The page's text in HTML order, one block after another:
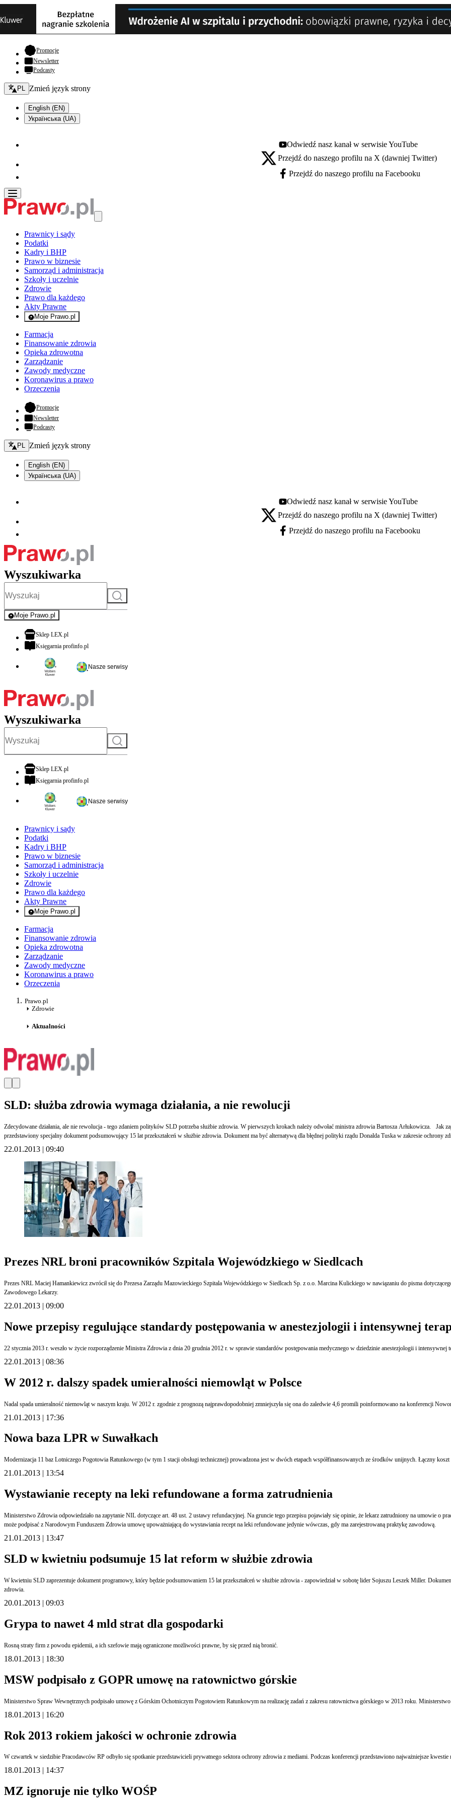
Promocje- otwiera się w nowej karcie
Newsletter
Podcasty
Zmień język - bieżący:
PL Zmień język strony
English (EN)
Українська (UA)
Youtube - otwiera się w nowej karcie
Odwiedź nasz kanał w serwisie YouTube
X - otwiera się w nowej karcie
Przejdź do naszego profilu na X (dawniej Twitter)
Facebook - otwiera się w nowej karcie
Przejdź do naszego profilu na Facebooku
Prawnicy i sądy
Podatki
Kadry i BHP
Prawo w biznesie
Samorząd i administracja
Szkoły i uczelnie
Zdrowie
Prawo dla każdego
Akty Prawne
Moje Prawo.pl
- rejestracja i logowanie do serwisu
Farmacja
Finansowanie zdrowia
Opieka zdrowotna
Zarządzanie
Zawody medyczne
Koronawirus a prawo
Orzeczenia
Promocje- otwiera się w nowej karcie
Newsletter
Podcasty
Zmień język - bieżący:
PL Zmień język strony
English (EN)
Українська (UA)
Youtube - otwiera się w nowej karcie
Odwiedź nasz kanał w serwisie YouTube
X - otwiera się w nowej karcie
Przejdź do naszego profilu na X (dawniej Twitter)
Facebook - otwiera się w nowej karcie
Przejdź do naszego profilu na Facebooku
Wyszukiwarka
Szukaj
Moje Prawo.pl
- rejestracja i logowanie do serwisu
Sklep LEX.plotwiera się w nowej karcie
Księgarnia profinfo.plotwiera się w nowej karcie
Nasze serwisy
Wyszukiwarka
Szukaj
Sklep LEX.plotwiera się w nowej karcie
Księgarnia profinfo.plotwiera się w nowej karcie
Nasze serwisy
Prawnicy i sądy
Podatki
Kadry i BHP
Prawo w biznesie
Samorząd i administracja
Szkoły i uczelnie
Zdrowie
Prawo dla każdego
Akty Prawne
Moje Prawo.pl
- rejestracja i logowanie do serwisu
Farmacja
Finansowanie zdrowia
Opieka zdrowotna
Zarządzanie
Zawody medyczne
Koronawirus a prawo
Orzeczenia
Prawo.pl
Zdrowie
Aktualności
SLD: służba zdrowia wymaga działania, a nie rewolucji
Zdecydowane działania, ale nie rewolucja - tego zdaniem polityków SLD potrzeba służbie zdrowia. W pierwszych krokach należy odwołać ministra zdrowia Bartosza Arłukowicza.
przedstawiony specjalny dokument podsumowujący 15 lat przekształceń w służbie zdrowia. Dokument ma być alternatywą dla błędnej polityki rządu Donalda Tuska w zakresie ochrony
22.01.2013 | 09:40
Prezes NRL broni pracowników Szpitala Wojewódzkiego w Siedlcach
Prezes NRL Maciej Hamankiewicz zwrócił się do Prezesa Zarządu Mazowieckiego Szpitala Wojewódzkiego w Siedlcach Sp. z o.o. Marcina Kulickiego w nawiązaniu do pisma
Zawodowego Lekarzy.
22.01.2013 | 09:00
Nowe przepisy regulujące standardy postępowania w anestezjologii i intensywnej
22 stycznia 2013 r. weszło w życie rozporządzenie Ministra Zdrowia z dnia 20 grudnia 2012 r. w sprawie standardów postępowania medycznego w dziedzinie anestezjologii i
22.01.2013 | 08:36
W 2012 r. dalszy spadek umieralności niemowląt w Polsce
21.01.2013 | 17:36
Nowa baza LPR w Suwałkach
Modernizacja 11 baz Lotniczego Pogotowia Ratunkowego (w tym 1 stacji obsługi technicznej) prowadzona jest w dwóch etapach współfinansowanych ze środków unijnych. Łączny koszt
21.01.2013 | 13:54
Wystawianie recepty na leki refundowane a forma zatrudnienia
Ministerstwo Zdrowia odpowiedziało na zapytanie NIL dotyczące art. 48 ust. 2 ustawy refundacyjnej. Na gruncie tego przepisu pojawiały się opinie, że lekarz zatrudniony na umowie o
może podpisać z Narodowym Funduszem Zdrowia umowę upoważniającą do wystawiania recept na leki refundowane jedynie wówczas, gdy ma zarejestrowaną praktykę zawodową.
21.01.2013 | 13:47
SLD w kwietniu podsumuje 15 lat reform w służbie zdrowia
W kwietniu SLD zaprezentuje dokument programowy, który będzie podsumowaniem 15 lat przekształceń w służbie zdrowia - zapowiedział w sobotę lider Sojuszu Leszek Miller. Dokument - mówił - ma być alternatywą dla błędnej polityki rządu Donalda Tuska w zakresie ochrony
zdrowia.
20.01.2013 | 09:03
Grypa to nawet 4 mld strat dla gospodarki
Rosną straty firm z powodu epidemii, a ich szefowie mają ograniczone możliwości prawne, by się przed nią bronić.
18.01.2013 | 18:30
MSW podpisało z GOPR umowę na ratownictwo górskie
Ministerstwo Spraw Wewnętrznych podpisało umowę z Górskim Ochotniczym Pogotowiem Ratunkowym na realizację zadań z zakresu ratownictwa górskiego w 2013 roku.
18.01.2013 | 16:20
Rok 2013 rokiem jakości w ochronie zdrowia
W czwartek w siedzibie Pracodawców RP odbyło się spotkanie przedstawicieli prywatnego sektora ochrony zdrowia z mediami. Podczas konferencji przedstawiono najważniejsze
18.01.2013 | 14:37
MZ ignoruje nie tylko WOŚP